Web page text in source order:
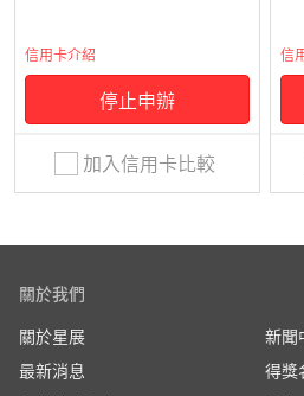
信用卡介紹
停止申辦
加入信用卡比較
信
關於我們
關於星展
新聞
最新消息
得獎